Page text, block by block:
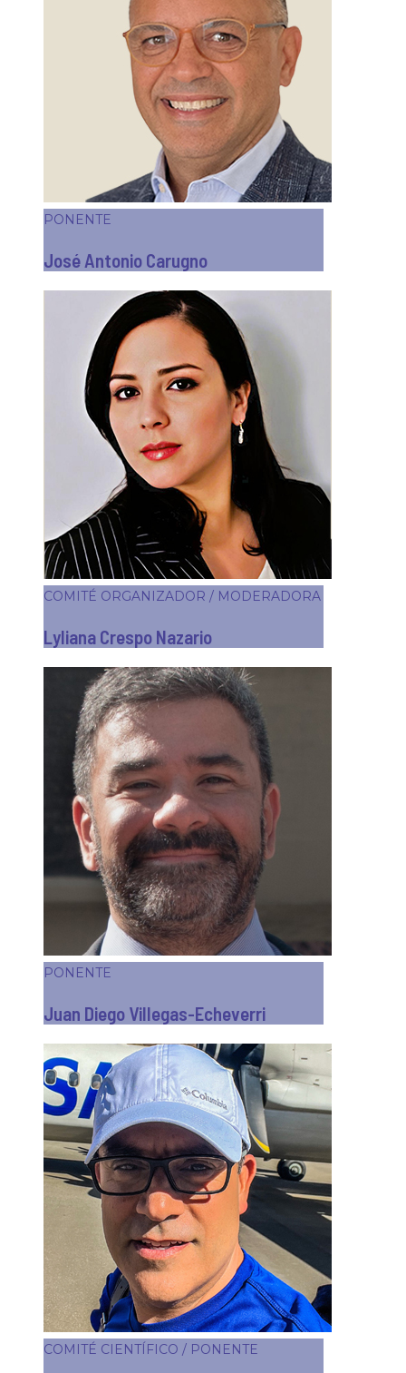
PONENTE
José Antonio Carugno
COMITÉ ORGANIZADOR / MODERADORA
Lyliana Crespo Nazario
PONENTE
Juan Diego Villegas-Echeverri
COMITÉ CIENTÍFICO / PONENTE